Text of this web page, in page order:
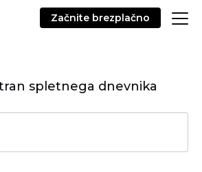
Začnite brezplačno
spletnega dnevnika